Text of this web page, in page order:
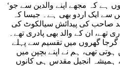
‘اردو سیکھنے کی کہانی کچھ یوں ہے کہ مجھے اپنے والدین سے جو
سے ایک اردو بھی ہے۔ جیسا کہ
صاحب کی پیدائش سیالکوٹ کی
تھے، ان کے والد بھی پادری تھے۔
گھروں میں تقسیم سے پہلے
تھی، ہم نے اپنے بچپن میں
ہمیشہ انجیل مقدس ہی کانوں